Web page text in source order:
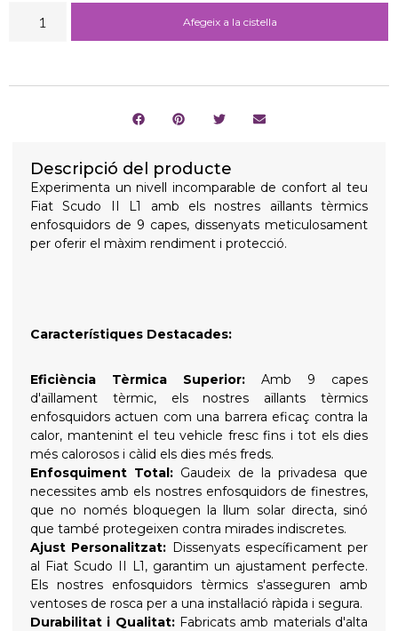
Afegeix a la cistella
Descripció del producte
Experimenta un nivell incomparable de confort al teu
Fiat Scudo II L1 amb els nostres aïllants tèrmics
enfosquidors de 9 capes, dissenyats meticulosament
per oferir el màxim rendiment i protecció.
Característiques Destacades:
Eficiència Tèrmica Superior: Amb 9 capes
d'aïllament tèrmic, els nostres aïllants tèrmics
enfosquidors actuen com una barrera eficaç contra la
calor, mantenint el teu vehicle fresc fins i tot els dies
més calorosos i càlid els dies més freds.
Enfosquiment Total: Gaudeix de la privadesa que
necessites amb els nostres enfosquidors de finestres,
que no només bloquegen la llum solar directa, sinó
que també protegeixen contra mirades indiscretes.
Ajust Personalitzat: Dissenyats específicament per
al Fiat Scudo II L1, garantim un ajustament perfecte.
Els nostres enfosquidors tèrmics s'asseguren amb
ventoses de rosca per a una instal·lació ràpida i segura.
Durabilitat i Qualitat:Fabricats amb materials d'alta